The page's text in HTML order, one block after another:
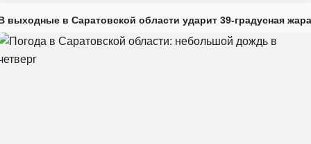
выходные в Саратовской области ударит 39-градусная жара